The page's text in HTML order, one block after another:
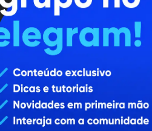
Contato